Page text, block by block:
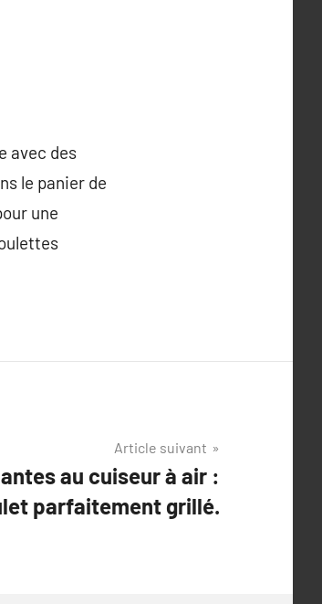
avec des
le panier de
une
Article suivant
au cuiseur à air :
parfaitement grillé.